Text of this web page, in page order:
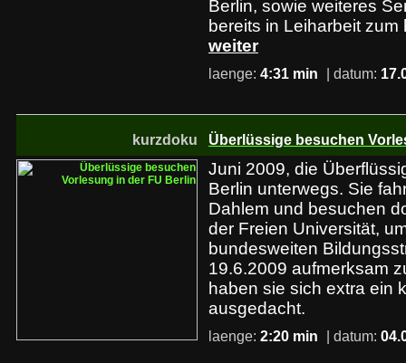
Berlin, sowie weiteres
bereits in Leiharbeit
weiter
laenge: 4:31 min | datum:
kurzdoku Überlüssige besuchen
Juni 2009, die
Berlin unterwegs. Sie
Dahlem und besuchen
der Freien Universität,
bundesweiten
19.6.2009 aufmerksam
haben sie sich extra ein
ausgedacht.
laenge: 2:20 min | datum: